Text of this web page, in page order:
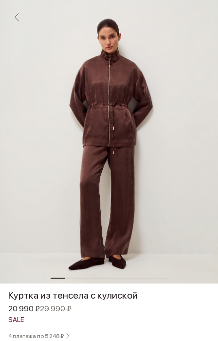
Куртка из тенсела с кулиской
20 990 ₽29 990 ₽
SALE
4 платежа по 5 248 ₽